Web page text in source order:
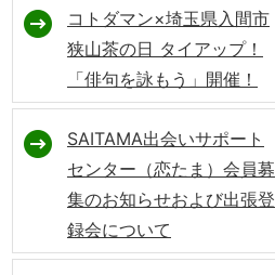
コトダマン×埼玉県入間市
狭山茶の日 タイアップ！
「俳句を詠もう」開催！
SAITAMA出会いサポート
センター（恋たま）会員募
集のお知らせおよび出張登
録会について